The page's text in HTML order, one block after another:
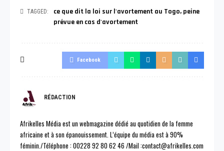
TAGGED: ce que dit la loi sur l'avortement au Togo, peine
prévue en cas d'avortement
Facebook
RÉDACTION
Afrikelles Média est un webmagazine dédié au quotidien de la femme
africaine et à son épanouissement. L’équipe du média est à 90%
féminin./Téléphone : 00228 92 80 62 46 /Mail :contact@afrikelles.com